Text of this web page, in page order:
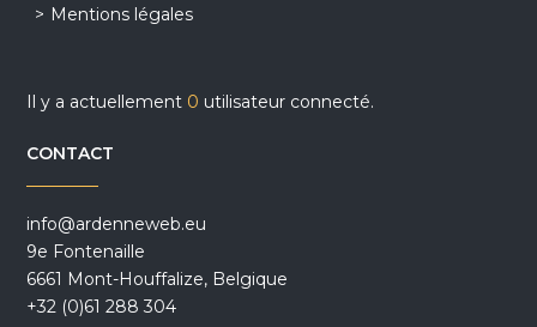
Mentions légales
Il y a actuellement 0 utilisateur connecté.
CONTACT
info@ardenneweb.eu
9e Fontenaille
6661 Mont-Houffalize, Belgique
+32 (0)61 288 304